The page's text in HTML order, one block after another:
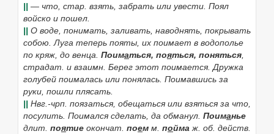
|| — что, стар. взять, забрать или увести. Поял
войско и пошел.
|| О воде, понимать, заливать, наводнять, покрывать
собою.Луга теперь пояты, их поимает в водополье
по кряж, до венца. Поиматься, пояться, поняться,
страдат. и взаимн. Берег этот поимается. Дружка
голубей поималась или понялась. Поимавшись за
руки, пошли плясать.
|| Нвг.-чрп. поязаться, обещаться или взяться за что,
посулить. Поимался сделать, да обманул. Поиманье
длит. поятие окончат. поем м. поймаж. об. действ.